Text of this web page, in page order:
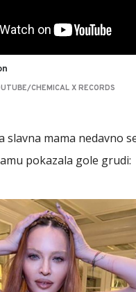
CHEMICAL X RECORDS
slavna mama nedavno
pokazala gole grudi: